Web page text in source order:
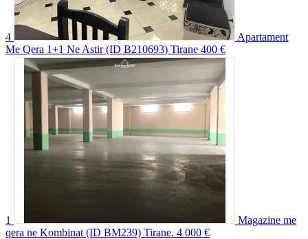
4
Apartament
Me Qera 1+1 Ne Astir (ID B210693) Tirane 400 €
1
Magazine me
qera ne Kombinat (ID BM239) Tirane. 4 000 €